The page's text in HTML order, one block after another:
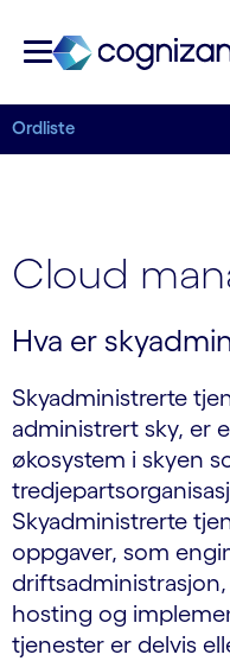
Ordliste
Cloud
Hva er
Skyadministrerte
administrert sky, er
økosystem i skyen
Skyadministrerte
oppgaver, som
hosting og
tjenester er delvis